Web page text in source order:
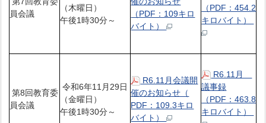
員会議
（木曜日）
午後1時30分～
（PDF：109キロ
バイト）
（PDF：454.2
キロバイト）
第8回教育委
員会議
令和6年11月29日
（金曜日）
午後1時30分～
R6.11月会議開
催のお知らせ（
PDF：109.3キロ
バイト）
R6.11月
議事録
（PDF：463.8
キロバイト）